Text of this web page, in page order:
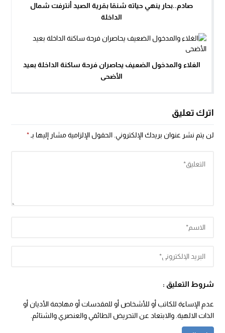
صادم..بحار ينهي حياته شنقا بقرية الصيد أنترفت شمال
الداخلة
الغلاء والمدخول الضعيف يحاصران فرحة ساكنة الداخلة بعيد
الأضحى
اترك تعليق
لن يتم نشر عنوان بريدك الإلكتروني. الحقول الإلزامية مشار إليها بـ*
شروط التعليق :
عدم الإساءة للكاتب أو للأشخاص أو للمقدسات أو مهاجمة الأديان أو
الذات الالهية. والابتعاد عن التحريض الطائفي والعنصري والشتائم.